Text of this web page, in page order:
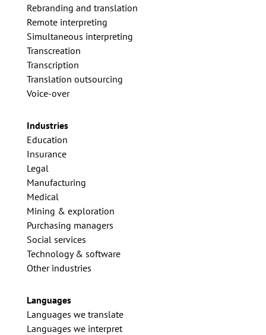
Rebranding and translation
Remote interpreting
Simultaneous interpreting
Transcreation
Transcription
Translation outsourcing
Voice-over
Industries
Education
Insurance
Legal
Manufacturing
Medical
Mining & exploration
Purchasing managers
Social services
Technology & software
Other industries
Languages
Languages we translate
Languages we interpret